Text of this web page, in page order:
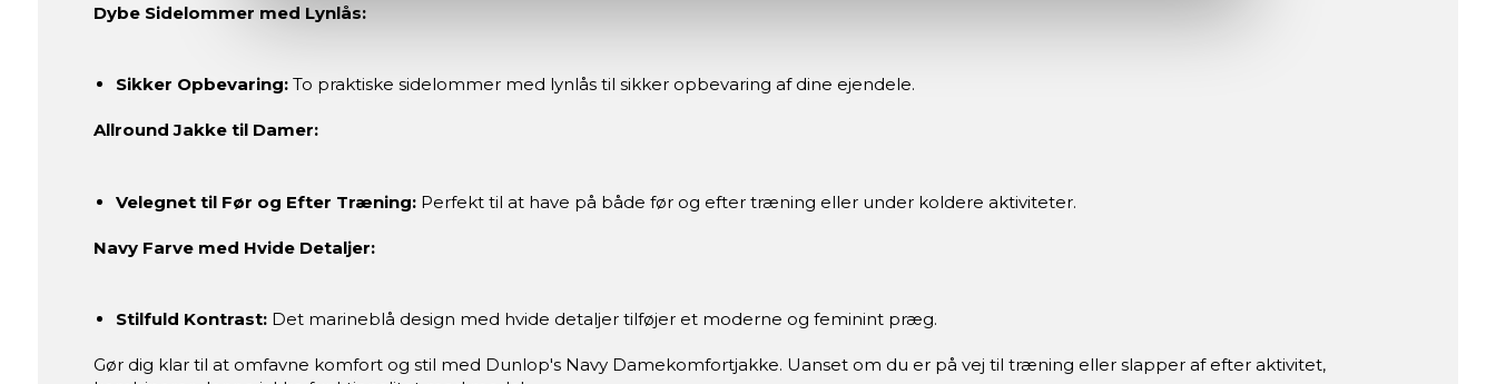
Dybe Sidelommer med Lynlås:
Sikker Opbevaring:To praktiske sidelommer med lynlås til sikker opbevaring af dine ejendele.
Allround Jakke til Damer:
Velegnet til Før og Efter Træning:Perfekt til at have på både før og efter træning eller under koldere aktiviteter.
Navy Farve med Hvide Detaljer:
Stilfuld Kontrast:Det marineblå design med hvide detaljer tilføjer et moderne og feminint præg.
Gør dig klar til at omfavne komfort og stil med Dunlop's Navy Damekomfortjakke. Uanset om du er på vej til træning eller slapper af efter aktivitet,